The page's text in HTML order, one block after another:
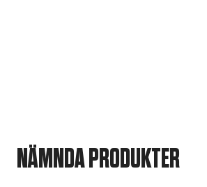
NÄMNDA PRODUKTER